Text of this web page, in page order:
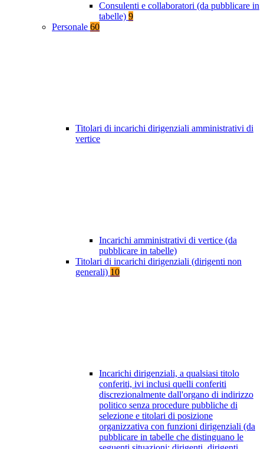
Consulenti e collaboratori (da pubblicare in
tabelle) 9
Personale 60
Titolari di incarichi dirigenziali amministrativi di
vertice
Incarichi amministrativi di vertice (da
pubblicare in tabelle)
Titolari di incarichi dirigenziali (dirigenti non
generali) 10
Incarichi dirigenziali, a qualsiasi titolo
conferiti, ivi inclusi quelli conferiti
discrezionalmente dall'organo di indirizzo
politico senza procedure pubbliche di
selezione e titolari di posizione
organizzativa con funzioni dirigenziali (da
pubblicare in tabelle che distinguano le